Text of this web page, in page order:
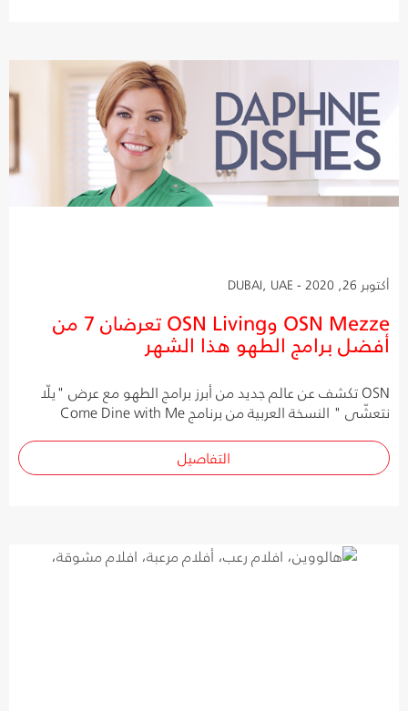
أكتوبر 26, 2020 - DUBAI, UAE
OSN Mezze وOSN Living تعرضان 7 من
أفضل برامج الطهو هذا الشهر
OSN تكشف عن عالم جديد من أبرز برامج الطهو مع عرض "يلّا
نتعشّى " النسخة العربية من برنامج Come Dine with Me
التفاصيل